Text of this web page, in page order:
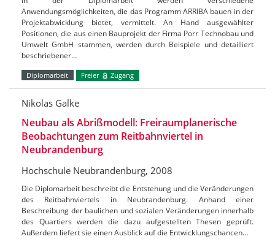
Anwendungsmöglichkeiten, die das Programm ARRIBA bauen in der
Projektabwicklung bietet, vermittelt. An Hand ausgewählter
Positionen, die aus einen Bauprojekt der Firma Porr Technobau und
Umwelt GmbH stammen, werden durch Beispiele und detailliert
beschriebener…
Diplomarbeit Freier Zugang
Nikolas Galke
Neubau als Abrißmodell: Freiraumplanerische
Beobachtungen zum Reitbahnviertel in
Neubrandenburg
Hochschule Neubrandenburg, 2008
Die Diplomarbeit beschreibt die Entstehung und die Veränderungen
des Reitbahnviertels in Neubrandenburg. Anhand einer
Beschreibung der baulichen und sozialen Veränderungen innerhalb
des Quartiers werden die dazu aufgestellten Thesen geprüft.
Außerdem liefert sie einen Ausblick auf die Entwicklungschancen…